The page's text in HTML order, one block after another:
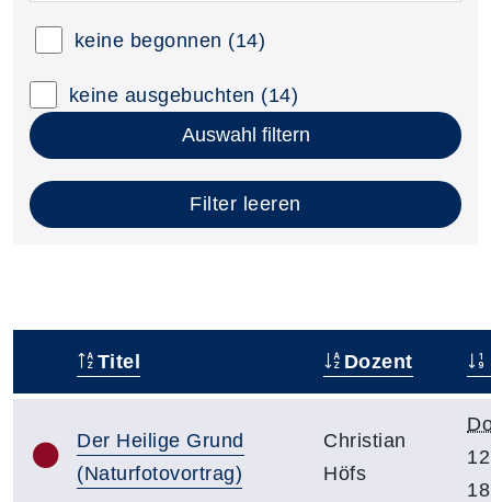
keine begonnen (14)
keine ausgebuchten (14)
Auswahl filtern
Filter leeren
Titel Dozent
Der Heilige Grund
(Naturfotovortrag)
Christian
Höfs